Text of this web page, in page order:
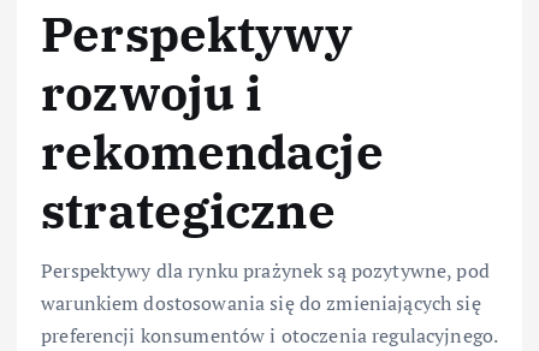
Perspektywy
rozwoju i
rekomendacje
strategiczne
Perspektywy dla rynku prażynek są pozytywne, pod
warunkiem dostosowania się do zmieniających się
preferencji konsumentów i otoczenia regulacyjnego.